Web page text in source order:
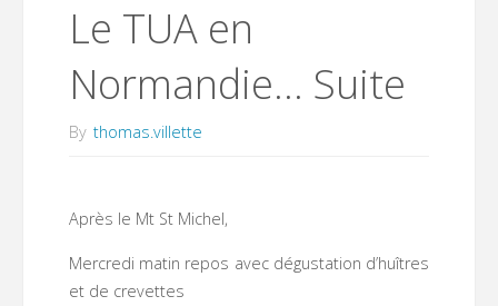
Le TUA en
Normandie… Suite
By thomas.villette
Après le Mt St Michel,
Mercredi matin repos avec dégustation d’huîtres
et de crevettes